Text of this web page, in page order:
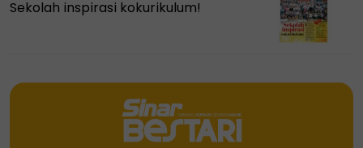
Sekolah inspirasi kokurikulum!